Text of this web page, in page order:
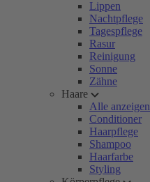
Lippen
Nachtpflege
Tagespflege
Rasur
Reinigung
Sonne
Zähne
Haare
Alle anzeigen
Conditioner
Haarpflege
Shampoo
Haarfarbe
Styling